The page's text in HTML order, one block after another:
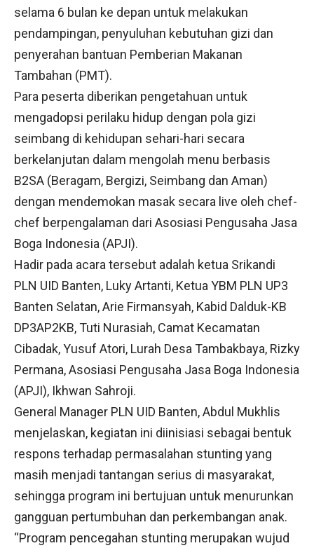
selama 6 bulan ke depan untuk melakukan
pendampingan, penyuluhan kebutuhan gizi dan
penyerahan bantuan Pemberian Makanan
Tambahan (PMT).
Para peserta diberikan pengetahuan untuk
mengadopsi perilaku hidup dengan pola gizi
seimbang di kehidupan sehari-hari secara
berkelanjutan dalam mengolah menu berbasis
B2SA (Beragam, Bergizi, Seimbang dan Aman)
dengan mendemokan masak secara live oleh chef-
chef berpengalaman dari Asosiasi Pengusaha Jasa
Boga Indonesia (APJI).
Hadir pada acara tersebut adalah ketua Srikandi
PLN UID Banten, Luky Artanti, Ketua YBM PLN UP3
Banten Selatan, Arie Firmansyah, Kabid Dalduk-KB
DP3AP2KB, Tuti Nurasiah, Camat Kecamatan
Cibadak, Yusuf Atori, Lurah Desa Tambakbaya, Rizky
Permana, Asosiasi Pengusaha Jasa Boga Indonesia
(APJI), Ikhwan Sahroji.
General Manager PLN UID Banten, Abdul Mukhlis
menjelaskan, kegiatan ini diinisiasi sebagai bentuk
respons terhadap permasalahan stunting yang
masih menjadi tantangan serius di masyarakat,
sehingga program ini bertujuan untuk menurunkan
gangguan pertumbuhan dan perkembangan anak.
“Program pencegahan stunting merupakan wujud